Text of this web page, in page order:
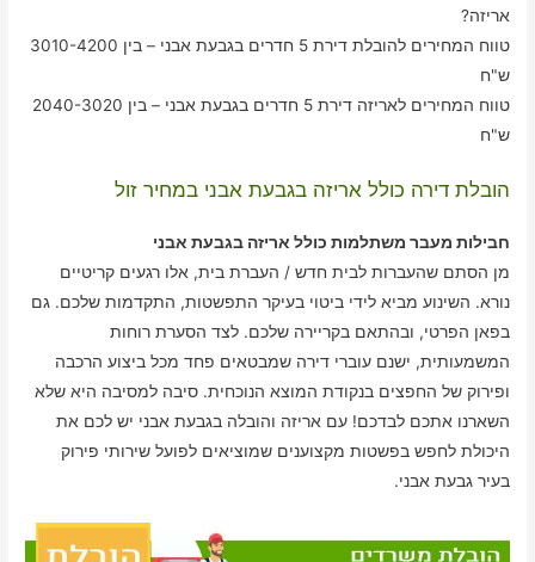
אריזה?
טווח המחירים להובלת דירת 5 חדרים בגבעת אבני – בין 3010-4200
ש"ח
טווח המחירים לאריזה דירת 5 חדרים בגבעת אבני – בין 2040-3020
ש"ח
הובלת דירה כולל אריזה בגבעת אבני במחיר זול
חבילות מעבר משתלמות כולל אריזה בגבעת אבני
מן הסתם שהעברות לבית חדש / העברת בית, אלו רגעים קריטיים
נורא. השינוע מביא לידי ביטוי בעיקר התפשטות, התקדמות שלכם. גם
בפאן הפרטי, ובהתאם בקריירה שלכם. לצד הסערת רוחות
המשמעותית, ישנם עוברי דירה שמבטאים פחד מכל ביצוע הרכבה
ופירוק של החפצים בנקודת המוצא הנוכחית. סיבה למסיבה היא שלא
השארנו אתכם לבדכם! עם אריזה והובלה בגבעת אבני יש לכם את
היכולת לחפש בפשטות מקצוענים שמוציאים לפועל שירותי פירוק
בעיר גבעת אבני.